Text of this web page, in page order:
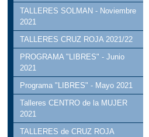
TALLERES SOLMAN - Noviembre
2021
TALLERES CRUZ ROJA 2021/22
PROGRAMA "LIBRES" - Junio
2021
Programa "LIBRES" - Mayo 2021
Talleres CENTRO de la MUJER
2021
TALLERES de CRUZ ROJA